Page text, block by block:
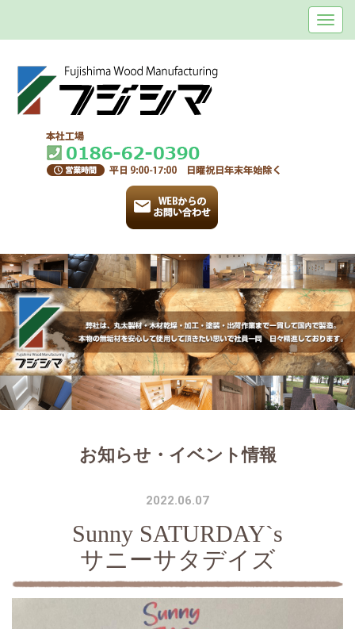
お知らせ・イベント情報
2022.06.07
Sunny SATURDAY`s
サニーサタデイズ